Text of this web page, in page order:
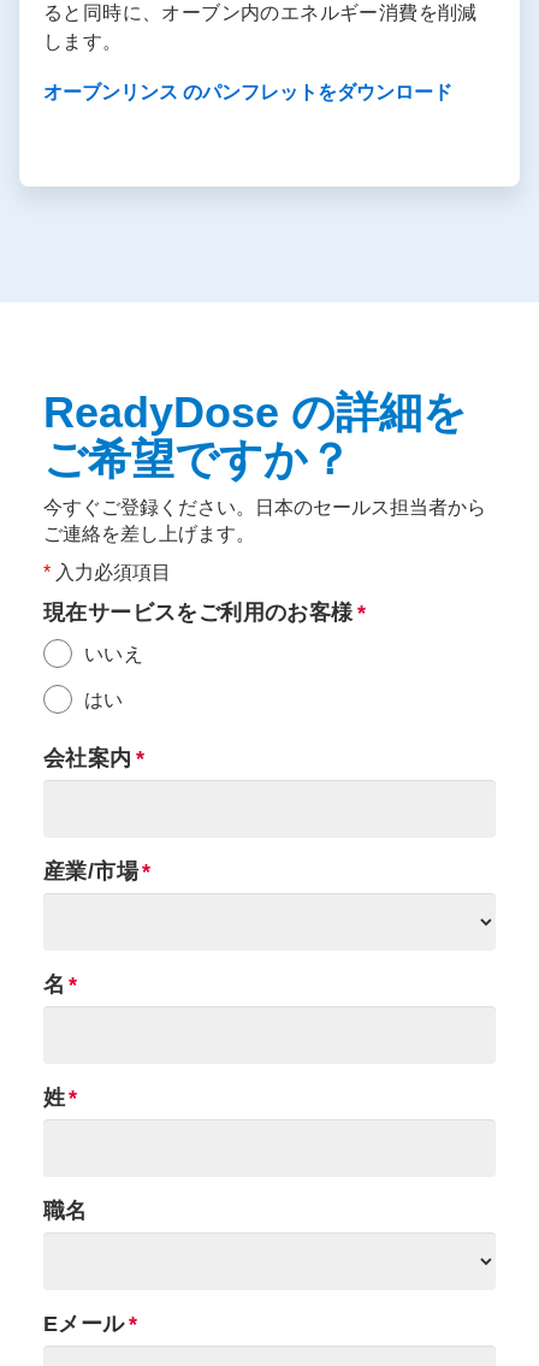
ると同時に、オーブン内のエネルギー消費を削減
します。
オーブンリンス のパンフレットをダウンロード
ReadyDose の詳細を
ご希望ですか？
今すぐご登録ください。日本のセールス担当者から
ご連絡を差し上げます。
* 入力必須項目
現在サービスをご利用のお客様
いいえ
はい
会社案内
産業/市場
名
姓
職名
Eメール